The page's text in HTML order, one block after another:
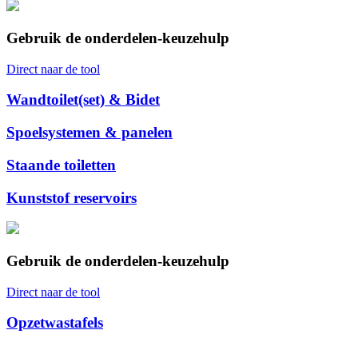
Gebruik de onderdelen-keuzehulp
Direct naar de tool
Wandtoilet(set) & Bidet
Spoelsystemen & panelen
Staande toiletten
Kunststof reservoirs
Gebruik de onderdelen-keuzehulp
Direct naar de tool
Opzetwastafels